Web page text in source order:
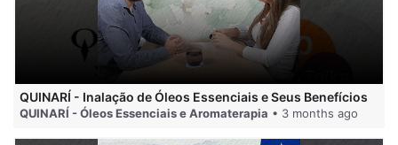
QUINARÍ - Inalação de Óleos Essenciais e Seus Benefícios
QUINARÍ - Óleos Essenciais e Aromaterapia • 3 months ago